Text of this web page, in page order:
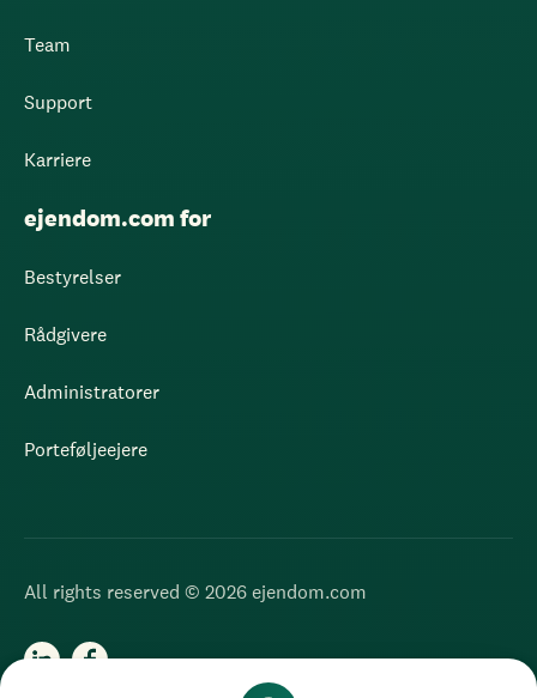
Team
Support
Karriere
ejendom.com for
Bestyrelser
Rådgivere
Administratorer
Porteføljeejere
All rights reserved © 2026 ejendom.com